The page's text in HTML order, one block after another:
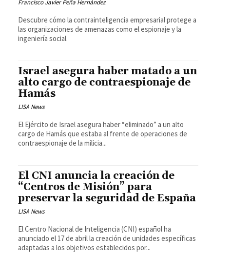
Francisco Javier Peña Hernández
Descubre cómo la contrainteligencia empresarial protege a
las organizaciones de amenazas como el espionaje y la
ingeniería social.
Israel asegura haber matado a un
alto cargo de contraespionaje de
Hamás
LISA News
El Ejército de Israel asegura haber “eliminado” a un alto
cargo de Hamás que estaba al frente de operaciones de
contraespionaje de la milicia...
El CNI anuncia la creación de
“Centros de Misión” para
preservar la seguridad de España
LISA News
El Centro Nacional de Inteligencia (CNI) español ha
anunciado el 17 de abril la creación de unidades específicas
adaptadas a los objetivos establecidos por...